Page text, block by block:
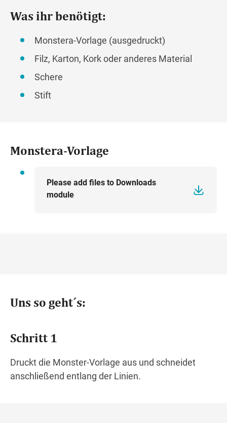
Was ihr benötigt:
Monstera-Vorlage (ausgedruckt)
Filz, Karton, Kork oder anderes Material
Schere
Stift
Monstera-Vorlage
Please add files to Downloads
module
Uns so geht´s:
Schritt 1
Druckt die Monster-Vorlage aus und schneidet
anschließend entlang der Linien.